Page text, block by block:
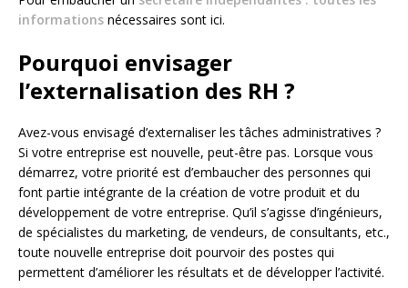
informations nécessaires sont ici.
Pourquoi envisager
l’externalisation des RH ?
Avez-vous envisagé d’externaliser les tâches administratives ?
Si votre entreprise est nouvelle, peut-être pas. Lorsque vous
démarrez, votre priorité est d’embaucher des personnes qui
font partie intégrante de la création de votre produit et du
développement de votre entreprise. Qu’il s’agisse d’ingénieurs,
de spécialistes du marketing, de vendeurs, de consultants, etc.,
toute nouvelle entreprise doit pourvoir des postes qui
permettent d’améliorer les résultats et de développer l’activité.